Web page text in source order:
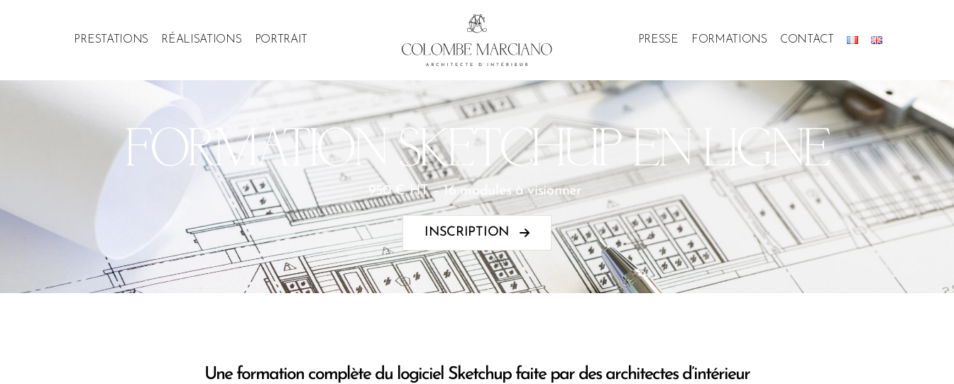
PRESTATIONS RÉALISATIONS PORTRAIT PRESSE FORMATIONS CONTACT
FORMATION SKETCHUP EN LIGNE
950 € HT – 16 modules à visionner
INSCRIPTION
Une formation complète du logiciel Sketchup faite par des architectes d’intérieur